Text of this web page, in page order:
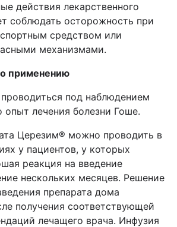
действия лекарственного
соблюдать осторожность при
средством или
механизмами.
применению
под наблюдением
лечения болезни Гоше.
Церезим® можно проводить в
у пациентов, у которых
реакция на введение
нескольких месяцев. Решение
препарата дома
получения соответствующей
лечащего врача. Инфузия